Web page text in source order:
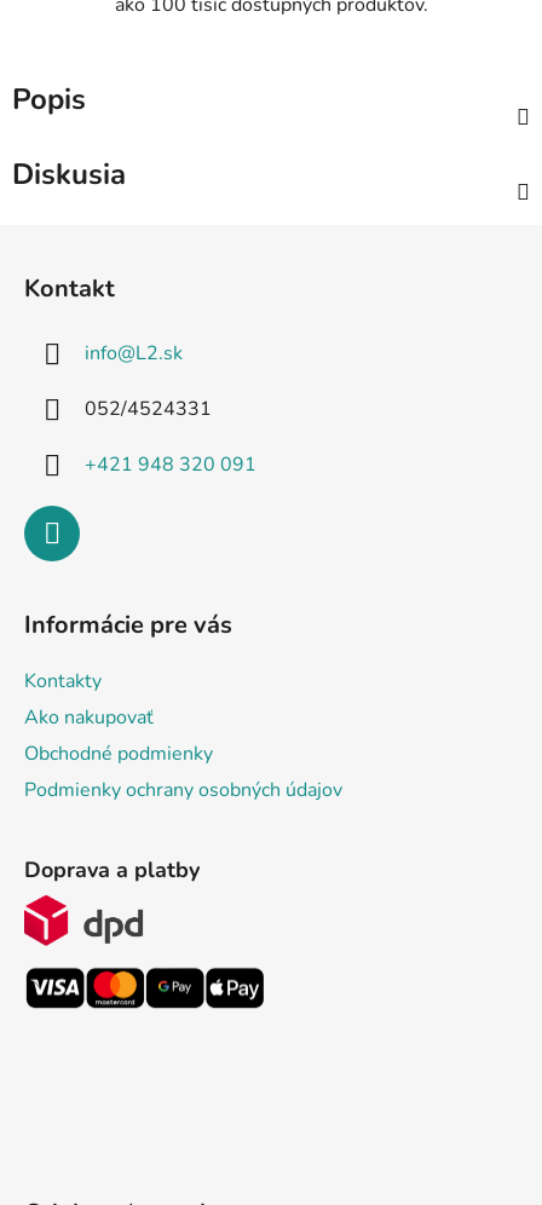
Popis
Diskusia
Kontakt
info@L2.sk
052/4524331
+421 948 320 091
Informácie pre vás
Kontakty
Ako nakupovať
Obchodné podmienky
Podmienky ochrany osobných údajov
Doprava a platby